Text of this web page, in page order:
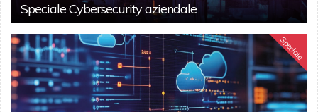
Speciale Cybersecurity aziendale
Speciale